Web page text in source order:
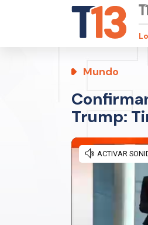
Mundo
Trump: